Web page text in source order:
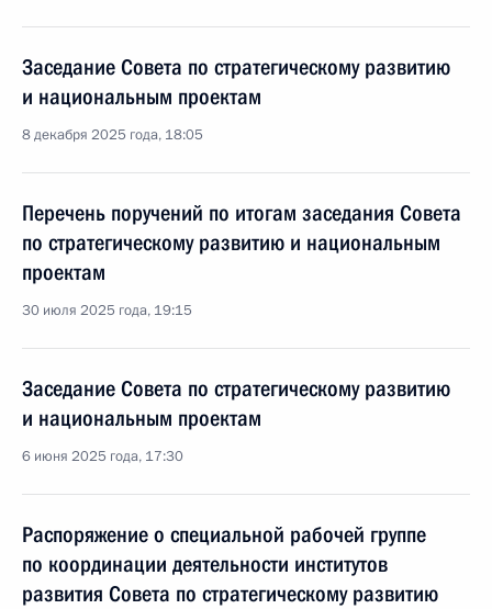
Заседание Совета по стратегическому развитию
и национальным проектам
8 декабря 2025 года, 18:05
Перечень поручений по итогам заседания Совета
по стратегическому развитию и национальным
проектам
30 июля 2025 года, 19:15
Заседание Совета по стратегическому развитию
и национальным проектам
6 июня 2025 года, 17:30
Распоряжение о специальной рабочей группе
по координации деятельности институтов
развития Совета по стратегическому развитию